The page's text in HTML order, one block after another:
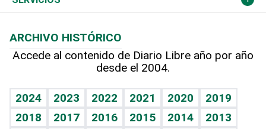
Hablando con el pediatra
Vida y familia
Eñe
Línea de hit
TBT Deportivo
Hecho en casa
Guía del dinero
Cumpleaños
Horóscopos
Crucigramas
ARCHIVO HISTÓRICO
Accede al contenido de Diario Libre año por año
desde el 2004.
2024 2023 2022 2021 2020
2019
2018
2017 2016 2015 2014
2013